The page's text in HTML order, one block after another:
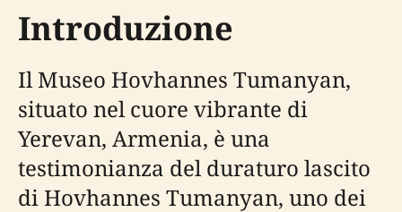
Introduzione
Il Museo Hovhannes Tumanyan,
situato nel cuore vibrante di
Yerevan, Armenia, è una
testimonianza del duraturo lascito
di Hovhannes Tumanyan, uno dei